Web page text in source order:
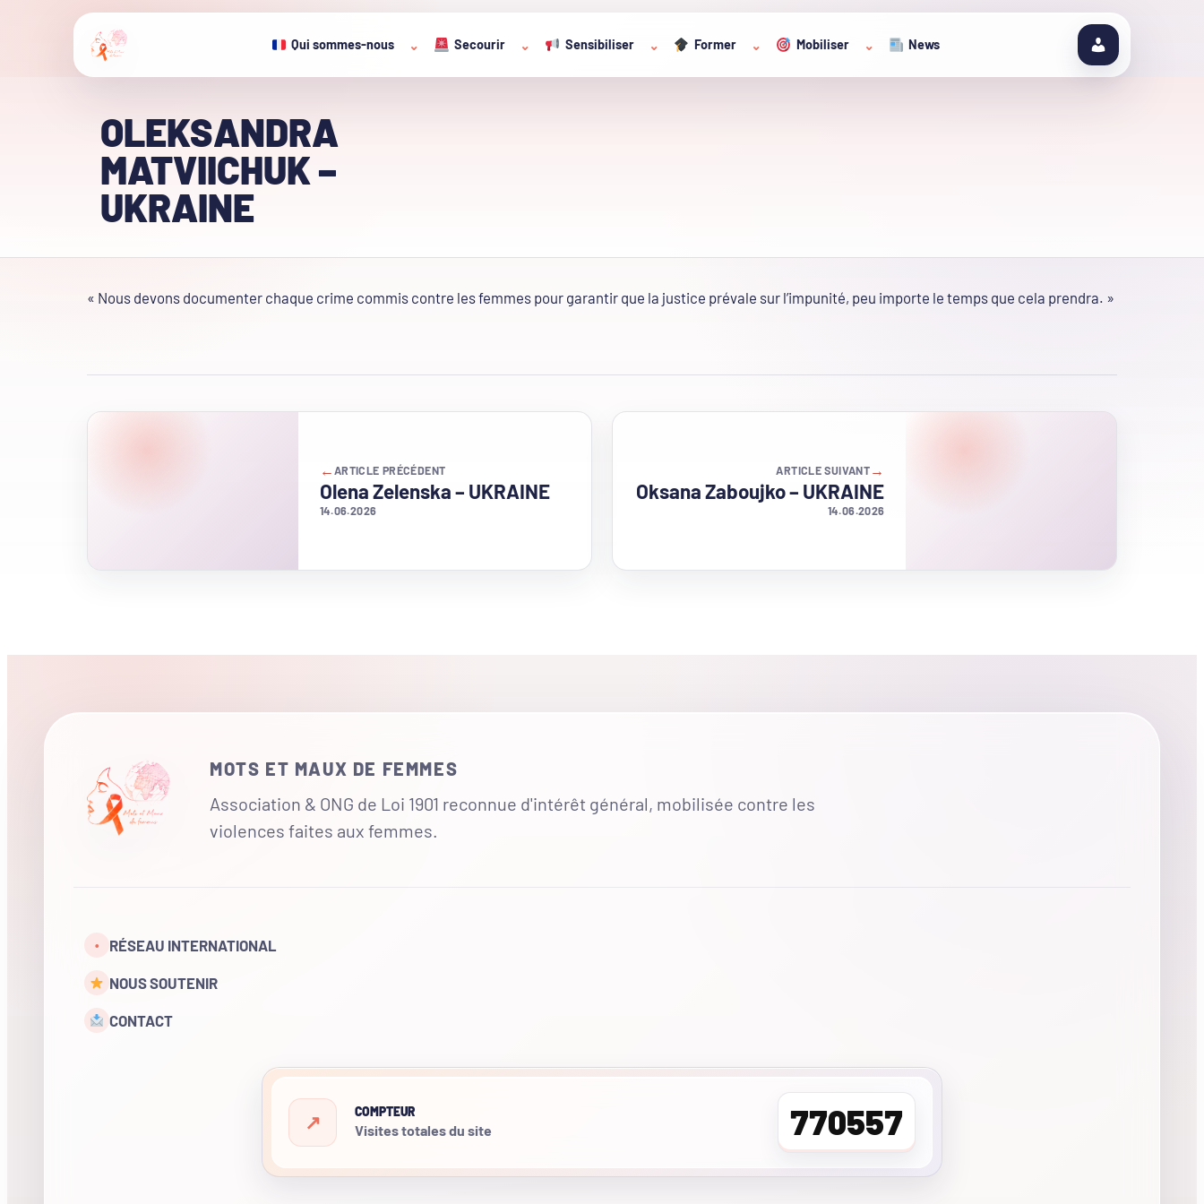
Qui sommes-nous ⌄ Secourir ⌄ Sensibiliser ⌄ Former ⌄ Mobiliser ⌄ News
OLEKSANDRA
MATVIICHUK –
UKRAINE
« Nous devons documenter chaque crime commis contre les femmes pour garantir que la justice prévale sur l’impunité, peu importe le temps que cela prendra. »
← ARTICLE PRÉCÉDENT
Olena Zelenska – UKRAINE
14.06.2026
→
ARTICLE SUIVANT
Oksana Zaboujko – UKRAINE
14.06.2026
MOTS ET MAUX DE FEMMES
Association & ONG de Loi 1901 reconnue d'intérêt général, mobilisée contre les
violences faites aux femmes.
• RÉSEAU INTERNATIONAL
NOUS SOUTENIR
CONTACT
COMPTEUR
Visites totales du site 770557